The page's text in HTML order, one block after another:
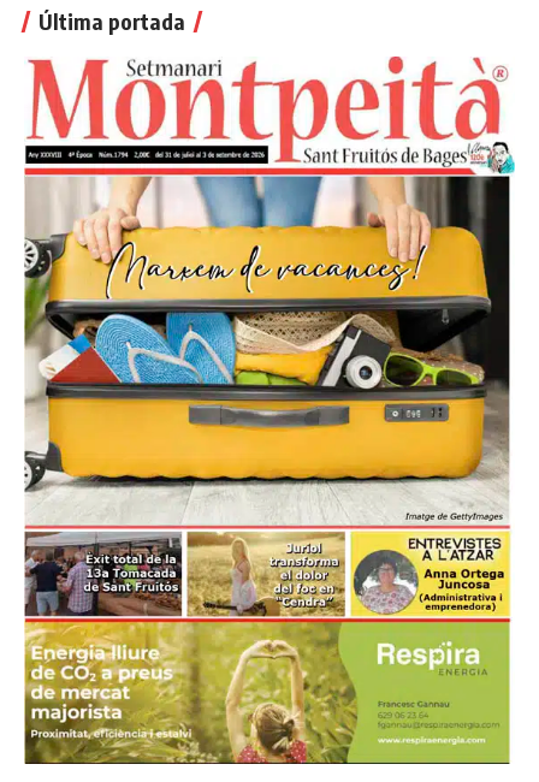
Última portada